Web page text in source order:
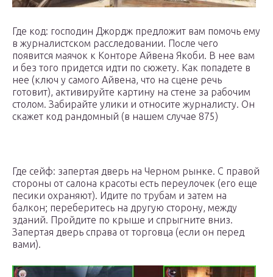
Где код: господин Джордж предложит вам помочь ему
в журналистском расследовании. После чего
появится маячок к Конторе Айвена Якоби. В нее вам
и без того придется идти по сюжету. Как попадете в
нее (ключ у самого Айвена, что на сцене речь
готовит), активируйте картину на стене за рабочим
столом. Забирайте улики и относите журналисту. Он
скажет код рандомный (в нашем случае 875)
Где сейф: запертая дверь на Черном рынке. С правой
стороны от салона красоты есть переулочек (его еще
песики охраняют). Идите по трубам и затем на
балкон; переберитесь на другую сторону, между
зданий. Пройдите по крыше и спрыгните вниз.
Запертая дверь справа от торговца (если он перед
вами).